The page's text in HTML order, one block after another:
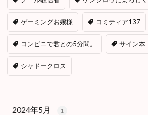
ゲーミングお嬢様 コミティア137
コンビニで君との5分間。 サイン本
シャドークロス
2024年5月 1